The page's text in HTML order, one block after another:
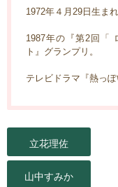
1972年４月29日生ま
1987年の『第2回「
ト』グランプリ。
テレビドラマ『熱っぽ
立花理佐
山中すみか